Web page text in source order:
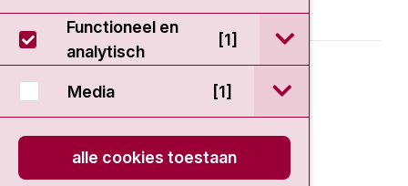
© 2026 - Antoni van Leeuwenhoek
Privacy statement
Functioneel en
analytisch
[1] open / sluit
Media [1] open / sluit
alle cookies toestaan